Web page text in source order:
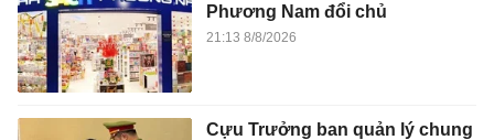
Phương Nam đổi chủ
21:13 8/8/2026
Cựu Trưởng ban quản lý chung